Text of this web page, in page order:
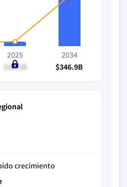
2025
$31.1B
2034
$346.9B
crecimiento